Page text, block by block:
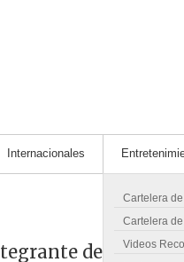
Internacionales
Cartelera
Cartelera
Videos
de la